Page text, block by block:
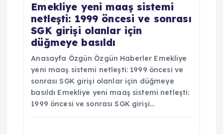
Emekliye yeni maaş sistemi
netleşti: 1999 öncesi ve sonrası
SGK girişi olanlar için
düğmeye basıldı
Anasayfa Özgün Özgün Haberler Emekliye
yeni maaş sistemi netleşti: 1999 öncesi ve
sonrası SGK girişi olanlar için düğmeye
basıldı Emekliye yeni maaş sistemi netleşti:
1999 öncesi ve sonrası SGK girişi…